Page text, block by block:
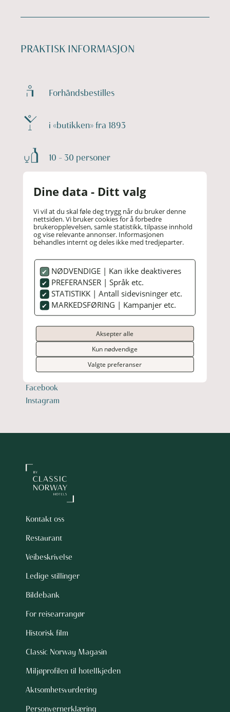
Dine data - Ditt valg
Vi vil at du skal føle deg trygg når du bruker denne
nettsiden. Vi bruker cookies for å forbedre
brukeropplevelsen, samle statistikk, tilpasse innhold
og vise relevante annonser. Informasjonen
behandles internt og deles ikke med tredjeparter.
NØDVENDIGE | Kan ikke deaktiveres
PREFERANSER | Språk etc.
STATISTIKK | Antall sidevisninger etc.
MARKEDSFØRING | Kampanjer etc.
Aksepter alle
Kun nødvendige
Valgte preferanser
PRAKTISK INFORMASJON
Forhåndsbestilles
i «butikken» fra 1893
10 – 30 personer
45 – 60 minutter
FINNØY BRYGGEHOTELL
Sentralbord:71 27 58 50
post@finnoybryggehotell.no
Finnøyvegen 207 | 6296 HARØY
Facebook
Instagram
Kontakt oss
Restaurant
Veibeskrivelse
Ledige stillinger
Bildebank
For reisearrangør
Historisk film
Classic Norway Magasin
Miljøprofilen til hotellkjeden
Aktsomhetsvurdering
Personvernerklæring